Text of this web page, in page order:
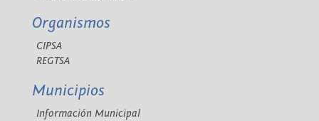
Organismos
CIPSA
REGTSA
Municipios
Información Municipal